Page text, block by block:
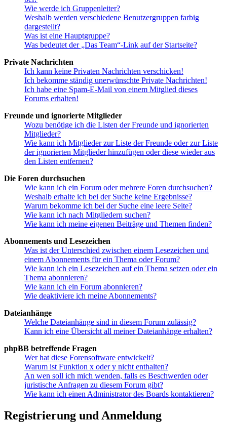
Wie werde ich Gruppenleiter?
Weshalb werden verschiedene Benutzergruppen farbig
dargestellt?
Was ist eine Hauptgruppe?
Was bedeutet der „Das Team“-Link auf der Startseite?
Private Nachrichten
Ich kann keine Privaten Nachrichten verschicken!
Ich bekomme ständig unerwünschte Private Nachrichten!
Ich habe eine Spam-E-Mail von einem Mitglied dieses
Forums erhalten!
Freunde und ignorierte Mitglieder
Wozu benötige ich die Listen der Freunde und ignorierten
Mitglieder?
Wie kann ich Mitglieder zur Liste der Freunde oder zur Liste
der ignorierten Mitglieder hinzufügen oder diese wieder aus
den Listen entfernen?
Die Foren durchsuchen
Wie kann ich ein Forum oder mehrere Foren durchsuchen?
Weshalb erhalte ich bei der Suche keine Ergebnisse?
Warum bekomme ich bei der Suche eine leere Seite?
Wie kann ich nach Mitgliedern suchen?
Wie kann ich meine eigenen Beiträge und Themen finden?
Abonnements und Lesezeichen
Was ist der Unterschied zwischen einem Lesezeichen und
einem Abonnements für ein Thema oder Forum?
Wie kann ich ein Lesezeichen auf ein Thema setzen oder ein
Thema abonnieren?
Wie kann ich ein Forum abonnieren?
Wie deaktiviere ich meine Abonnements?
Dateianhänge
Welche Dateianhänge sind in diesem Forum zulässig?
Kann ich eine Übersicht all meiner Dateianhänge erhalten?
phpBB betreffende Fragen
Wer hat diese Forensoftware entwickelt?
Warum ist Funktion x oder y nicht enthalten?
An wen soll ich mich wenden, falls es Beschwerden oder
juristische Anfragen zu diesem Forum gibt?
Wie kann ich einen Administrator des Boards kontaktieren?
Registrierung und Anmeldung